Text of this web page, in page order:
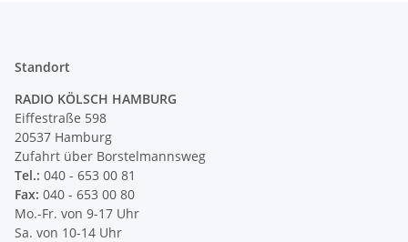
Standort
RADIO KÖLSCH HAMBURG
Eiffestraße 598
20537 Hamburg
Zufahrt über Borstelmannsweg
Tel.: 040 - 653 00 81
Fax: 040 - 653 00 80
Mo.-Fr. von 9-17 Uhr
Sa. von 10-14 Uhr